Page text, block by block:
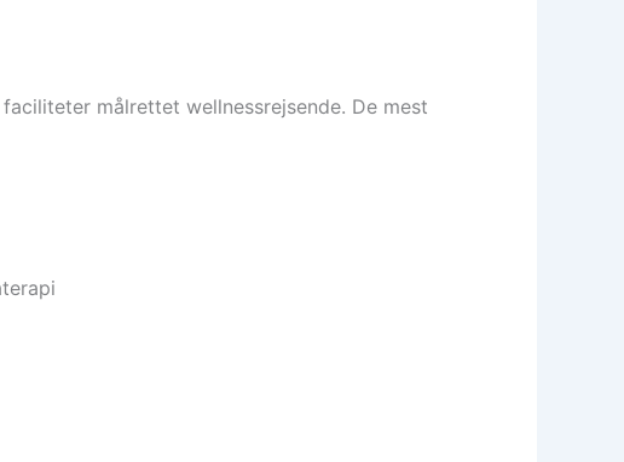
målrettet wellnessrejsende. De mest